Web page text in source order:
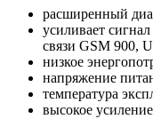
расширенный
усиливает
связи GSM 900,
низкое
напряжение
температура
высокое